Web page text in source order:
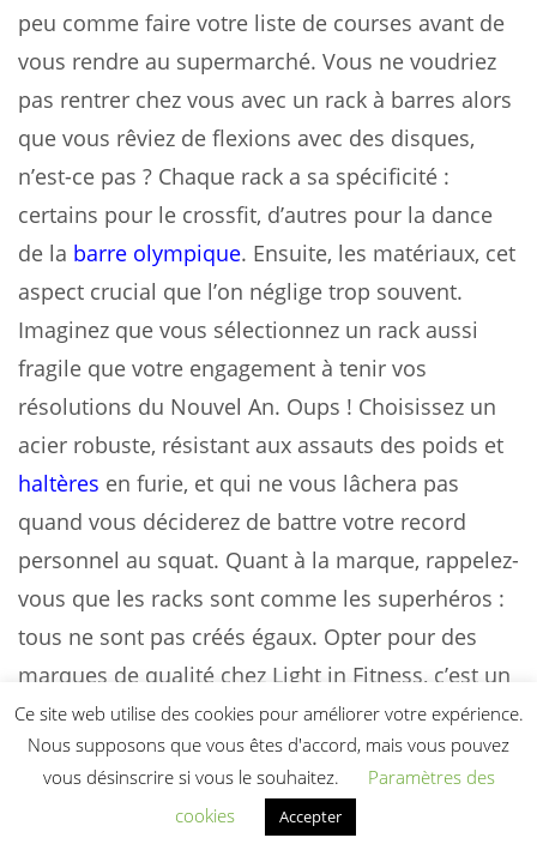
peu comme faire votre liste de courses avant de
vous rendre au supermarché. Vous ne voudriez
pas rentrer chez vous avec un rack à barres alors
que vous rêviez de flexions avec des disques,
n’est-ce pas ? Chaque rack a sa spécificité :
certains pour le crossfit, d’autres pour la dance
de la barre olympique. Ensuite, les matériaux, cet
aspect crucial que l’on néglige trop souvent.
Imaginez que vous sélectionnez un rack aussi
fragile que votre engagement à tenir vos
résolutions du Nouvel An. Oups ! Choisissez un
acier robuste, résistant aux assauts des poids et
haltères en furie, et qui ne vous lâchera pas
quand vous déciderez de battre votre record
personnel au squat. Quant à la marque, rappelez-
vous que les racks sont comme les superhéros :
tous ne sont pas créés égaux. Opter pour des
marques de qualité chez Light in Fitness, c’est un
peu comme choisir Batman pour sécuriser votre
Gotham personnelle. Ces gars-là sont les
meilleurs alliés de votre salle de sport, dotés
d’une réputation d’acier, ils ne vous laisseront
Ce site web utilise des cookies pour améliorer votre expérience.
Nous supposons que vous êtes d'accord, mais vous pouvez
vous désinscrire si vous le souhaitez.
Paramètres des
cookies
Accepter